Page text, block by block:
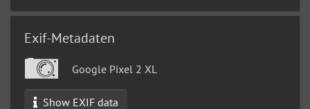
Exif-Metadaten
Google Pixel 2 XL
Show EXIF data